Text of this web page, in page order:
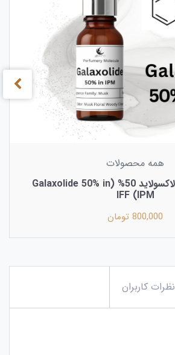
همه محصولات
مولکول عطری گالاکسولاید 50% (Galaxolide 50% in
IPM) IFF
800,000 تومان
نظرات کاربران